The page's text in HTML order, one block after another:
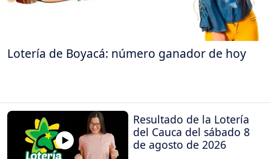
Lotería de Boyacá: número ganador de hoy
Resultado de la Lotería
del Cauca del sábado 8
de agosto de 2026